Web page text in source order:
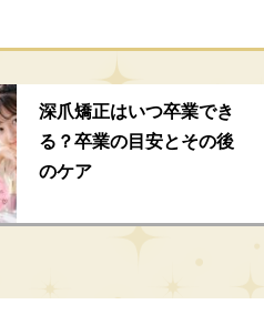
深爪矯正はいつ卒業でき
る？卒業の目安とその後
のケア